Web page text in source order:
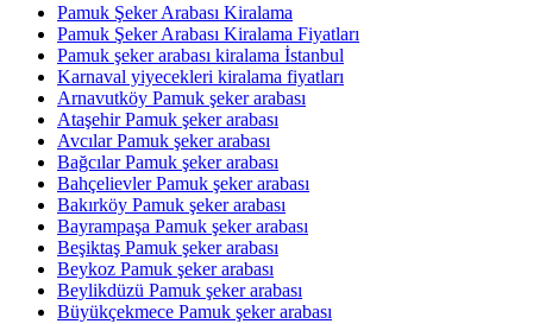
Pamuk Şeker Arabası Kiralama
Pamuk Şeker Arabası Kiralama Fiyatları
Pamuk şeker arabası kiralama İstanbul
Karnaval yiyecekleri kiralama fiyatları
Arnavutköy Pamuk şeker arabası
Ataşehir Pamuk şeker arabası
Avcılar Pamuk şeker arabası
Bağcılar Pamuk şeker arabası
Bahçelievler Pamuk şeker arabası
Bakırköy Pamuk şeker arabası
Bayrampaşa Pamuk şeker arabası
Beşiktaş Pamuk şeker arabası
Beykoz Pamuk şeker arabası
Beylikdüzü Pamuk şeker arabası
Büyükçekmece Pamuk şeker arabası